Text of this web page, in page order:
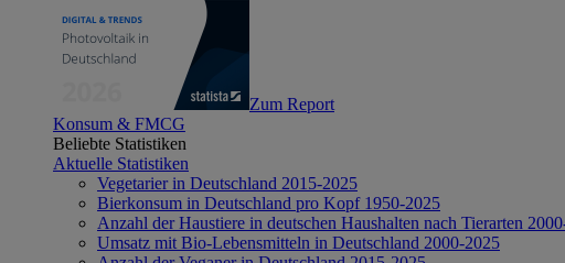
Zum Report
Konsum & FMCG
Beliebte Statistiken
Aktuelle Statistiken
Vegetarier in Deutschland 2015-2025
Bierkonsum in Deutschland pro Kopf 1950-2025
Anzahl der Haustiere in deutschen Haushalten nach Tierarten
Umsatz mit Bio-Lebensmitteln in Deutschland 2000-2025